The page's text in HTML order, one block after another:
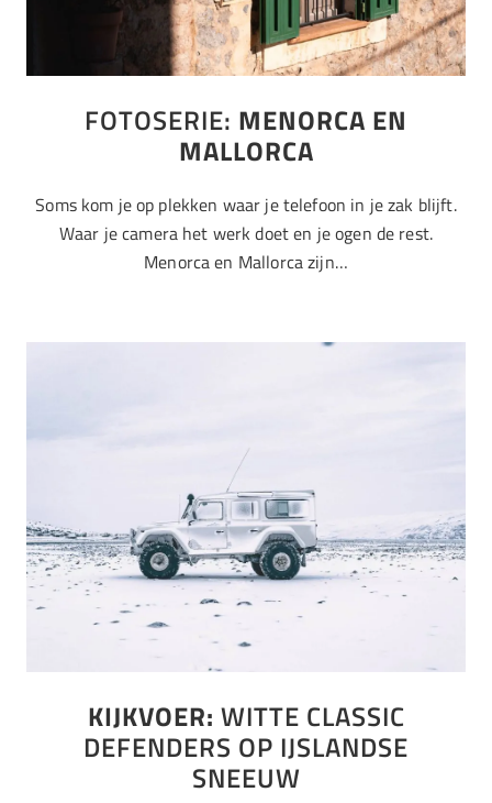
FOTOSERIE: MENORCA EN
MALLORCA
Soms kom je op plekken waar je telefoon in je zak blijft.
Waar je camera het werk doet en je ogen de rest.
Menorca en Mallorca zijn…
KIJKVOER: WITTE CLASSIC
DEFENDERS OP IJSLANDSE
SNEEUW